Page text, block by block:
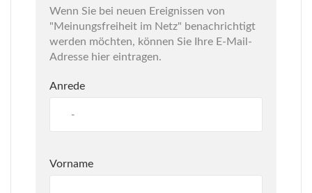
Wenn Sie bei neuen Ereignissen von
"Meinungsfreiheit im Netz" benachrichtigt
werden möchten, können Sie Ihre E-Mail-
Adresse hier eintragen.
Anrede
Vorname